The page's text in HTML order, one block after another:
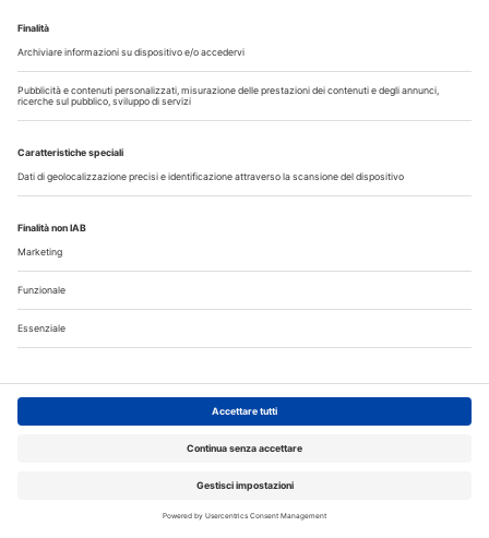
I più letti
La CAO richiama i direttori sanitari agli obblighi di
Terapia canalare in una o più sedute: cosa dice oggi
l’evidenza scientifica?
Microbioma orale e collutori agli oli essenziali: un alleato per
Corsi, Convegni, Eventi